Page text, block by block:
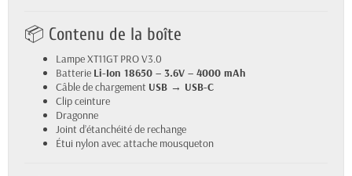
📦 Contenu de la boîte
Lampe XT11GT PRO V3.0
Batterie Li-Ion 18650 – 3.6V – 4000 mAh
Câble de chargement USB → USB-C
Clip ceinture
Dragonne
Joint d’étanchéité de rechange
Étui nylon avec attache mousqueton